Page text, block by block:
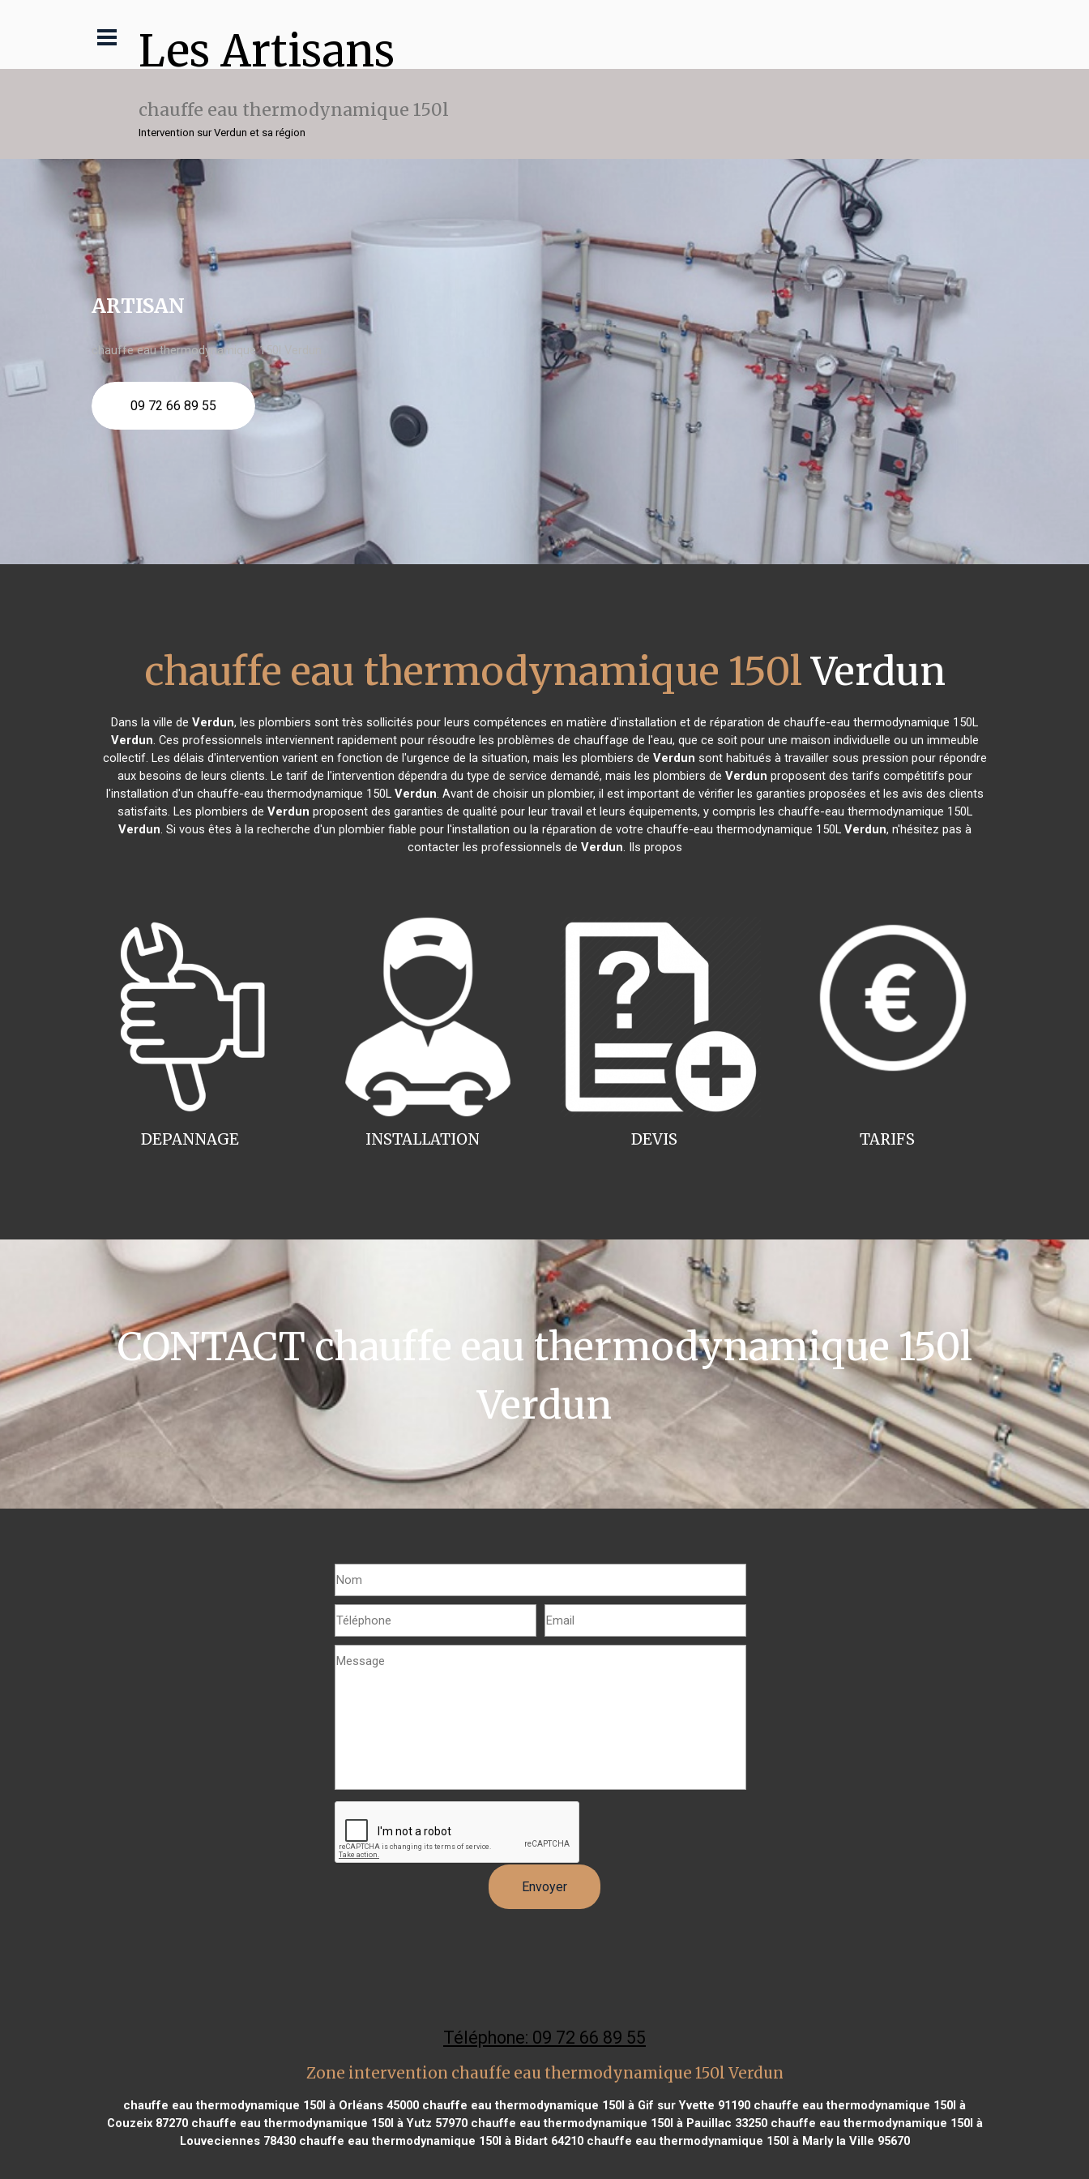
Les Artisans
chauffe eau thermodynamique 150l
Intervention sur Verdun et sa région
ARTISAN
chauffe eau thermodynamique 150l Verdun
09 72 66 89 55
chauffe eau thermodynamique 150lVerdun
Dans la ville de Verdun, les plombiers sont très sollicités pour leurs compétences en matière d'installation et de réparation de chauffe-eau thermodynamique 150L
Verdun. Ces professionnels interviennent rapidement pour résoudre les problèmes de chauffage de l'eau, que ce soit pour une maison individuelle ou un immeuble
collectif. Les délais d'intervention varient en fonction de l'urgence de la situation, mais les plombiers de Verdun sont habitués à travailler sous pression pour répondre
aux besoins de leurs clients. Le tarif de l'intervention dépendra du type de service demandé, mais les plombiers de Verdun proposent des tarifs compétitifs pour
l'installation d'un chauffe-eau thermodynamique 150L Verdun. Avant de choisir un plombier, il est important de vérifier les garanties proposées et les avis des clients
satisfaits. Les plombiers de Verdun proposent des garanties de qualité pour leur travail et leurs équipements, y compris les chauffe-eau thermodynamique 150L
Verdun. Si vous êtes à la recherche d'un plombier fiable pour l'installation ou la réparation de votre chauffe-eau thermodynamique 150L Verdun, n'hésitez pas à
contacter les professionnels de Verdun. Ils propos
INSTALLATION
DEPANNAGE TARIFS
DEVIS
CONTACT chauffe eau thermodynamique 150l
Verdun
Téléphone: 09 72 66 89 55
Zone intervention chauffe eau thermodynamique 150l Verdun
chauffe eau thermodynamique 150l à Orléans 45000 chauffe eau thermodynamique 150l à Gif sur Yvette 91190 chauffe eau thermodynamique 150l à
Couzeix 87270chauffe eau thermodynamique 150l à Yutz 57970chauffe eau thermodynamique 150l à Pauillac 33250chauffe eau thermodynamique 150l à
Louveciennes 78430chauffe eau thermodynamique 150l à Bidart 64210chauffe eau thermodynamique 150l à Marly la Ville 95670